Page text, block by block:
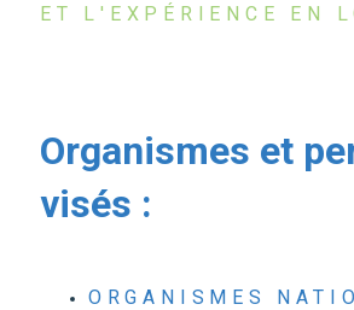
ET L'EXPÉRIENCE EN
Organismes et
visés :
ORGANISMES